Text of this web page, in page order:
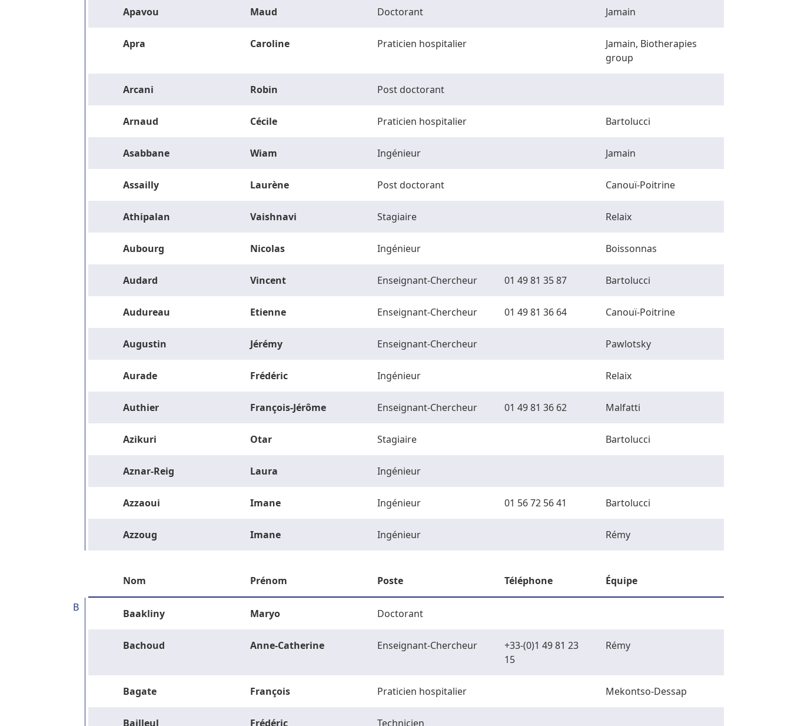
Apavou Maud Doctorant Jamain
Apra Caroline Praticien hospitalier
Jamain, Biotherapies
group
Arcani Robin Post doctorant
Arnaud Cécile Praticien hospitalier Bartolucci
Asabbane Wiam Ingénieur Jamain
Assailly Laurène Post doctorant Canouï-Poitrine
Athipalan Vaishnavi Stagiaire Relaix
Aubourg Nicolas Ingénieur Boissonnas
Audard Vincent Enseignant-Chercheur 01 49 81 35 87 Bartolucci
Audureau Etienne Enseignant-Chercheur 01 49 81 36 64 Canouï-Poitrine
Augustin Jérémy Enseignant-Chercheur Pawlotsky
Aurade Frédéric Ingénieur Relaix
Authier François-Jérôme Enseignant-Chercheur 01 49 81 36 62 Malfatti
Azikuri Otar Stagiaire Bartolucci
Aznar-Reig Laura Ingénieur
Azzaoui Imane Ingénieur 01 56 72 56 41 Bartolucci
Azzoug Imane Ingénieur Rémy
Nom Prénom Poste Téléphone Équipe
B Baakliny Maryo Doctorant
Bachoud Anne-Catherine Enseignant-Chercheur
+33-(0)1 49 81 23
15
Rémy
Bagate François Praticien hospitalier Mekontso-Dessap
Bailleul Frédéric Technicien